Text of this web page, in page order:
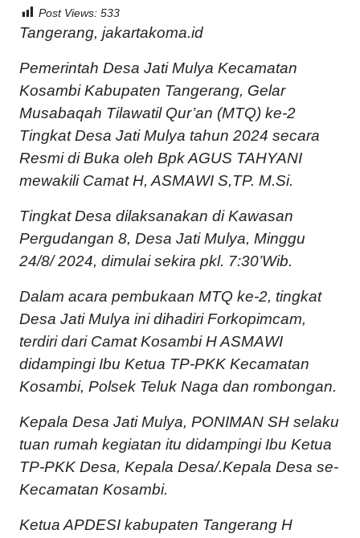
Post Views: 533
Tangerang, jakartakoma.id
Pemerintah Desa Jati Mulya Kecamatan
Kosambi Kabupaten Tangerang, Gelar
Musabaqah Tilawatil Qur’an (MTQ) ke-2
Tingkat Desa Jati Mulya tahun 2024 secara
Resmi di Buka oleh Bpk AGUS TAHYANI
mewakili Camat H, ASMAWI S,TP. M.Si.
Tingkat Desa dilaksanakan di Kawasan
Pergudangan 8, Desa Jati Mulya, Minggu
24/8/ 2024, dimulai sekira pkl. 7:30’Wib.
Dalam acara pembukaan MTQ ke-2, tingkat
Desa Jati Mulya ini dihadiri Forkopimcam,
terdiri dari Camat Kosambi H ASMAWI
didampingi Ibu Ketua TP-PKK Kecamatan
Kosambi, Polsek Teluk Naga dan rombongan.
Kepala Desa Jati Mulya, PONIMAN SH selaku
tuan rumah kegiatan itu didampingi Ibu Ketua
TP-PKK Desa, Kepala Desa/.Kepala Desa se-
Kecamatan Kosambi.
Ketua APDESI kabupaten Tangerang H